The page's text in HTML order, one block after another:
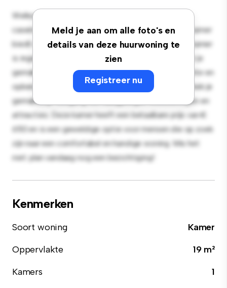
Meld je aan om alle foto's en
details van deze huurwoning te
zien
Registreer nu
Welkom bij je nieuwe toevluchtsoord in Rue de la
caserne, 45-47, 6700, Arlon! Deze comfortabele kamer
biedt een rustige en persoonlijke leefruimte. Deze kamer
is ingericht met de essentiële benodigdheden voor je
gemak en biedt een comfortabel bed, een werkruimte en
opbergmogelijkheden. Dankzij de gunstige ligging heb je
gemakkelijk toegang tot nabijgelegen voorzieningen en
attracties. Deze kamer heeft een betaalbare prijs van €
650 en is een geweldige optie voor mensen die op zoek
zijn naar een comfortabel en handige woning. Mis het
niet: plan vandaag nog een bezichtiging!
Kenmerken
Soort woning
Kamer
Oppervlakte
19 m²
Kamers
1